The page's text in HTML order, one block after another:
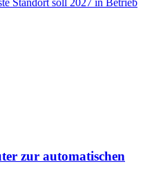
zur automatischen